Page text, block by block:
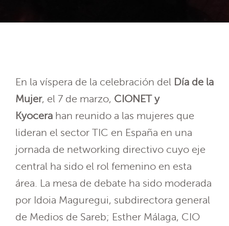
En la víspera de la celebración del Día de la
Mujer, el 7 de marzo, CIONET y
Kyocera han reunido a las mujeres que
lideran el sector TIC en España en una
jornada de networking directivo cuyo eje
central ha sido el rol femenino en esta
área. La mesa de debate ha sido moderada
por Idoia Maguregui, subdirectora general
de Medios de Sareb; Esther Málaga, CIO